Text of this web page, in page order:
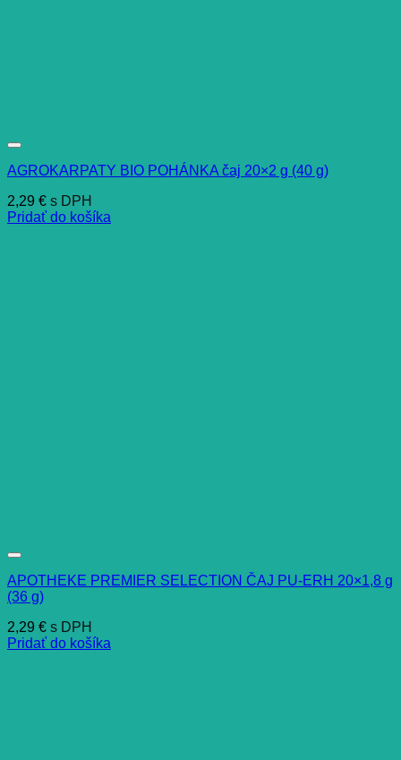
AGROKARPATY BIO POHÁNKA čaj 20×2 g (40 g)
2,29 € s DPH
Pridať do košíka
APOTHEKE PREMIER SELECTION ČAJ PU-ERH 20×1,8 g
(36 g)
2,29 € s DPH
Pridať do košíka